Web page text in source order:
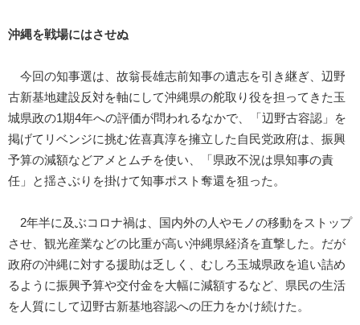
沖縄を戦場にはさせぬ
今回の知事選は、故翁長雄志前知事の遺志を引き継ぎ、辺野
古新基地建設反対を軸にして沖縄県の舵取り役を担ってきた玉
城県政の1期4年への評価が問われるなかで、「辺野古容認」を
掲げてリベンジに挑む佐喜真淳を擁立した自民党政府は、振興
予算の減額などアメとムチを使い、「県政不況は県知事の責
任」と揺さぶりを掛けて知事ポスト奪還を狙った。
2年半に及ぶコロナ禍は、国内外の人やモノの移動をストップ
させ、観光産業などの比重が高い沖縄県経済を直撃した。だが
政府の沖縄に対する援助は乏しく、むしろ玉城県政を追い詰め
るように振興予算や交付金を大幅に減額するなど、県民の生活
を人質にして辺野古新基地容認への圧力をかけ続けた。